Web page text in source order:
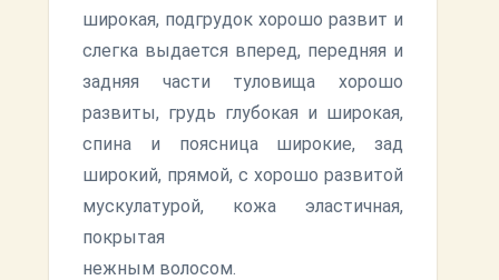
широкая, подгрудок хорошо развит и
слегка выдается вперед, передняя и
задняя части туловища хорошо
развиты, грудь глубокая и широкая,
спина и поясница широкие, зад
широкий, прямой, с хорошо развитой
мускулатурой, кожа эластичная,
покрытая
нежным волосом.